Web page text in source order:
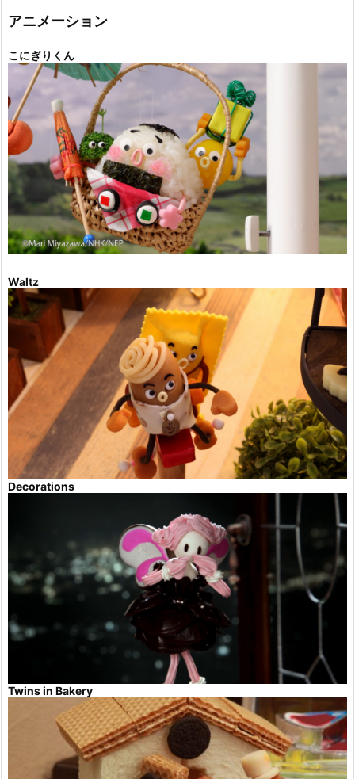
ー
アニメーション
こにぎりくん
Waltz
Decorations
Twins in Bakery